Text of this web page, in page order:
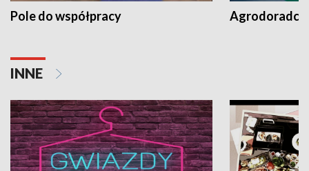
Pole do współpracy Agrodoradcy
INNE